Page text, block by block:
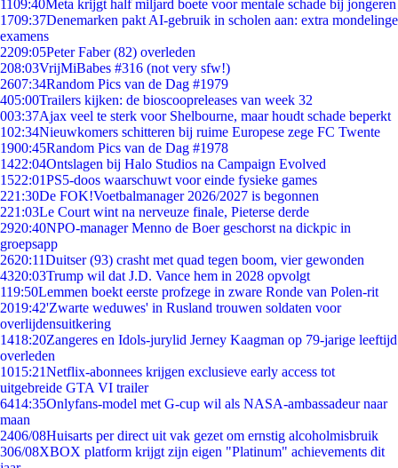
1109:40Meta krijgt half miljard boete voor mentale schade bij jongeren
1709:37Denemarken pakt AI-gebruik in scholen aan: extra mondelinge
examens
2209:05Peter Faber (82) overleden
208:03VrijMiBabes #316 (not very sfw!)
2607:34Random Pics van de Dag #1979
405:00Trailers kijken: de bioscoopreleases van week 32
003:37Ajax veel te sterk voor Shelbourne, maar houdt schade beperkt
102:34Nieuwkomers schitteren bij ruime Europese zege FC Twente
1900:45Random Pics van de Dag #1978
1422:04Ontslagen bij Halo Studios na Campaign Evolved
1522:01PS5-doos waarschuwt voor einde fysieke games
221:30De FOK!Voetbalmanager 2026/2027 is begonnen
221:03Le Court wint na nerveuze finale, Pieterse derde
2920:40NPO-manager Menno de Boer geschorst na dickpic in
groepsapp
2620:11Duitser (93) crasht met quad tegen boom, vier gewonden
4320:03Trump wil dat J.D. Vance hem in 2028 opvolgt
119:50Lemmen boekt eerste profzege in zware Ronde van Polen-rit
2019:42'Zwarte weduwes' in Rusland trouwen soldaten voor
overlijdensuitkering
1418:20Zangeres en Idols-jurylid Jerney Kaagman op 79-jarige leeftijd
overleden
1015:21Netflix-abonnees krijgen exclusieve early access tot
uitgebreide GTA VI trailer
6414:35Onlyfans-model met G-cup wil als NASA-ambassadeur naar
maan
2406/08Huisarts per direct uit vak gezet om ernstig alcoholmisbruik
306/08XBOX platform krijgt zijn eigen "Platinum" achievements dit